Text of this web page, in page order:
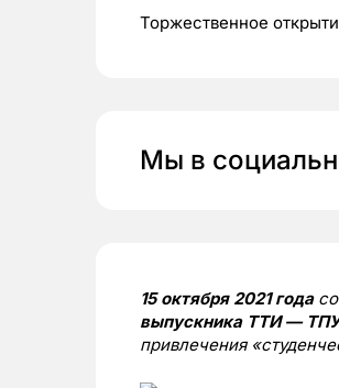
Торжественное
Мы в
15 октября 2021 года
выпускника ТТИ —
привлечения